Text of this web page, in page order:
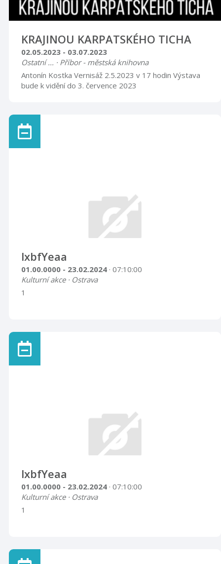
KRAJINOU KARPATSKÉHO TICHA
02.05.2023 - 03.07.2023
Ostatní ... · Příbor - městská knihovna
Antonín Kostka Vernisáž 2.5.2023 v 17 hodin Výstava
bude k vidění do 3. července 2023
lxbfYeaa
01.00.0000 - 23.02.2024 · 07:10:00
Kulturní akce · Ostrava
1
lxbfYeaa
01.00.0000 - 23.02.2024 · 07:10:00
Kulturní akce · Ostrava
1